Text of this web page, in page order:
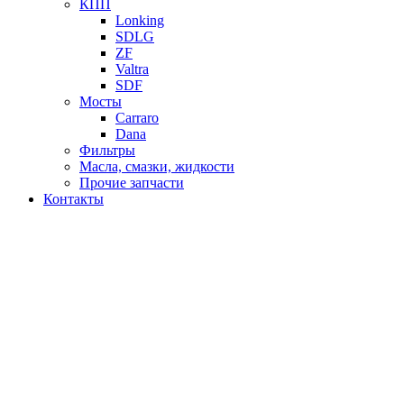
КПП
Lonking
SDLG
ZF
Valtra
SDF
Мосты
Carraro
Dana
Фильтры
Масла, смазки, жидкости
Прочие запчасти
Контакты